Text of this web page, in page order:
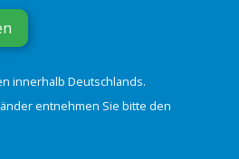
innerhalb Deutschlands.
entnehmen Sie bitte den